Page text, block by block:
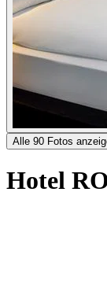
Alle 90 Fotos
Hotel